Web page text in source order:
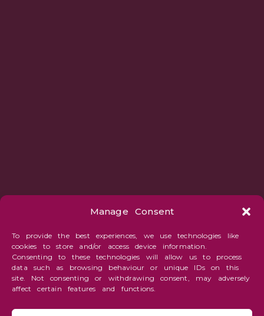
Manage Consent
To provide the best experiences, we use technologies like
cookies to store and/or access device information.
Consenting to these technologies will allow us to process
data such as browsing behaviour or unique IDs on this
site. Not consenting or withdrawing consent, may adversely
affect certain features and functions.